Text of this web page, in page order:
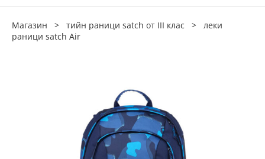
Магазин > тийн раници satch от III клас > леки
раници satch Air